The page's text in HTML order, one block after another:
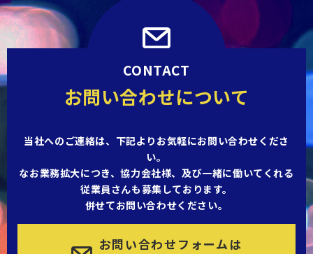
CONTACT
お問い合わせについて
当社へのご連絡は、下記よりお気軽にお問い合わせくださ
い。
なお業務拡大につき、協力会社様、及び一緒に働いてくれる
従業員さんも募集しております。
併せてお問い合わせください。
お問い合わせフォームは